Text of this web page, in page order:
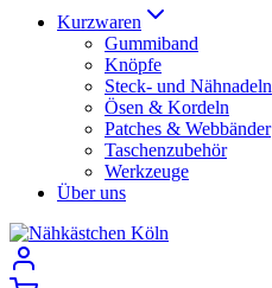
Kurzwaren
Gummiband
Knöpfe
Steck- und Nähnadeln
Ösen & Kordeln
Patches & Webbänder
Taschenzubehör
Werkzeuge
Über uns